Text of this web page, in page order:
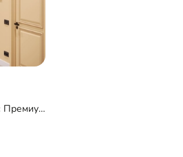
Торцевой комод Салленс Премиум с полками и антресолью